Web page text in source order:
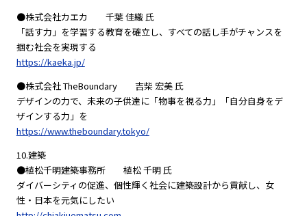
●株式会社カエカ 千葉 佳織 氏
「話す力」を学習する教育を確立し、すべての話し手がチャンスを
掴む社会を実現する
https://kaeka.jp/
●株式会社 TheBoundary 吉柴 宏美 氏
デザインの力で、未来の子供達に「物事を視る力」「自分自身をデ
ザインする力」を
https://www.theboundary.tokyo/
10.建築
●植松千明建築事務所 植松 千明 氏
ダイバーシティの促進、個性輝く社会に建築設計から貢献し、女
性・日本を元気にしたい